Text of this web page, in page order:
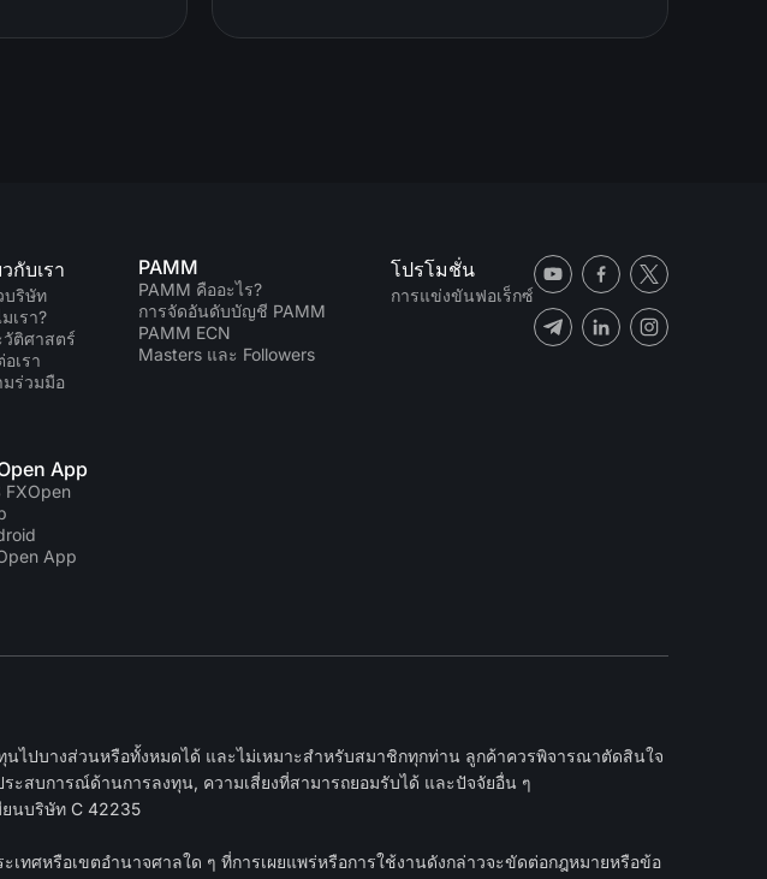
วกับเรา
บริษัท
เรา?
วัติศาสตร์
เรา
มร่วมมือ
App
FXOpen
App
PAMM
PAMM คืออะไร?
การจัดอันดับบัญชี PAMM
PAMM ECN
Masters และ Followers
โปรโมชั่น
การแข่งขันฟอเร็กซ์
ไปบางส่วนหรือทั้งหมดได้ และไม่เหมาะสำหรับสมาชิกทุกท่าน ลูกค้าควรพิจารณาตัดสินใจ
ะสบการณ์ด้านการลงทุน, ความเสี่ยงที่สามารถยอมรับได้ และปัจจัยอื่น ๆ
ยนบริษัท C 42235
ศหรือเขตอำนาจศาลใด ๆ ที่การเผยแพร่หรือการใช้งานดังกล่าวจะขัดต่อกฎหมายหรือข้อ